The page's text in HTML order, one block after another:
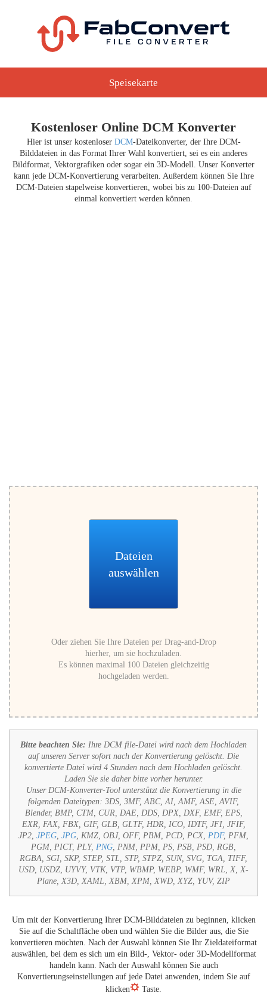
Speisekarte
Kostenloser Online DCM Konverter
Hier ist unser kostenloser DCM-Dateikonverter, der Ihre DCM-
Bilddateien in das Format Ihrer Wahl konvertiert, sei es ein anderes
Bildformat, Vektorgrafiken oder sogar ein 3D-Modell. Unser Konverter
kann jede DCM-Konvertierung verarbeiten. Außerdem können Sie Ihre
DCM-Dateien stapelweise konvertieren, wobei bis zu 100-Dateien auf
einmal konvertiert werden können.
Dateien
auswählen
Oder ziehen Sie Ihre Dateien per Drag-and-Drop
hierher, um sie hochzuladen.
Es können maximal 100 Dateien gleichzeitig
hochgeladen werden.
Bitte beachten Sie: Ihre DCM file-Datei wird nach dem Hochladen
auf unseren Server sofort nach der Konvertierung gelöscht. Die
konvertierte Datei wird 4 Stunden nach dem Hochladen gelöscht.
Laden Sie sie daher bitte vorher herunter.
Unser DCM-Konverter-Tool unterstützt die Konvertierung in die
folgenden Dateitypen: 3DS, 3MF, ABC, AI, AMF, ASE, AVIF,
Blender, BMP, CTM, CUR, DAE, DDS, DPX, DXF, EMF, EPS,
EXR, FAX, FBX, GIF, GLB, GLTF, HDR, ICO, IDTF, JFI, JFIF,
JP2, JPEG, JPG, KMZ, OBJ, OFF, PBM, PCD, PCX, PDF, PFM,
PGM, PICT, PLY, PNG, PNM, PPM, PS, PSB, PSD, RGB,
RGBA, SGI, SKP, STEP, STL, STP, STPZ, SUN, SVG, TGA, TIFF,
USD, USDZ, UYVY, VTK, VTP, WBMP, WEBP, WMF, WRL, X, X-
Plane, X3D, XAML, XBM, XPM, XWD, XYZ, YUV, ZIP
Um mit der Konvertierung Ihrer DCM-Bilddateien zu beginnen, klicken
Sie auf die Schaltfläche oben und wählen Sie die Bilder aus, die Sie
konvertieren möchten. Nach der Auswahl können Sie Ihr Zieldateiformat
auswählen, bei dem es sich um ein Bild-, Vektor- oder 3D-Modellformat
handeln kann. Nach der Auswahl können Sie auch
Konvertierungseinstellungen auf jede Datei anwenden, indem Sie auf
klicken
Taste.